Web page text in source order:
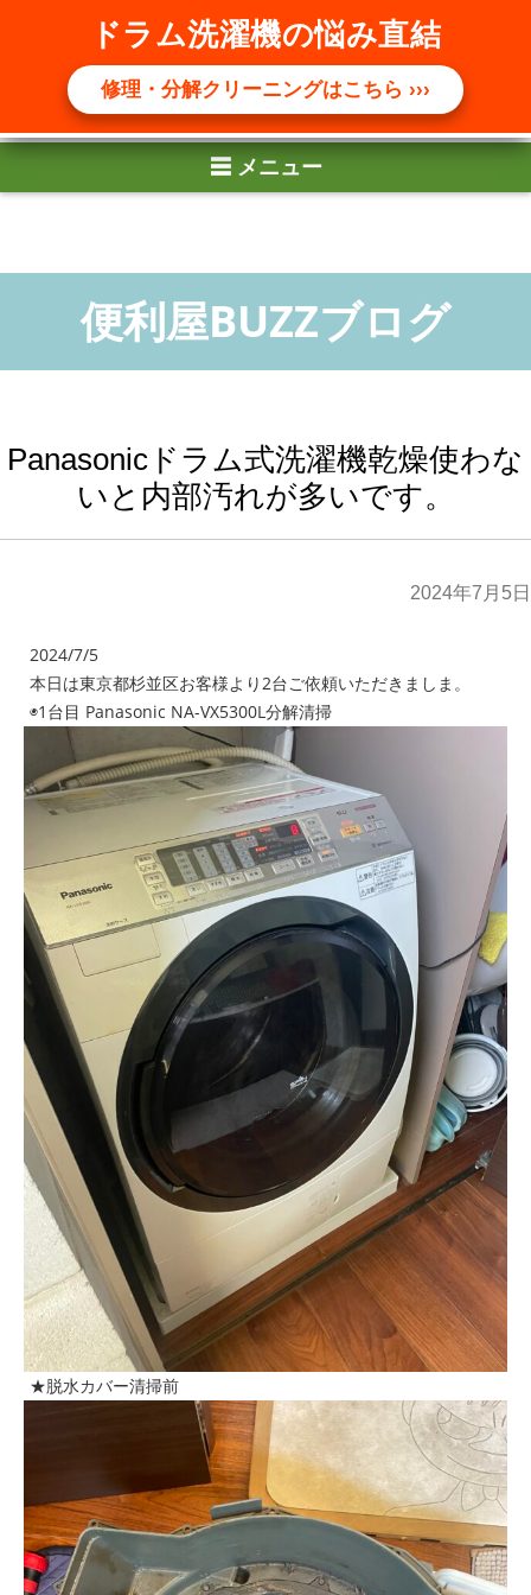
☰ メニュー
ドラム洗濯機の悩み直結
修理・分解クリーニングはこちら ›››
Panasonicドラム式洗濯機乾燥使わな
いと内部汚れが多いです。
2024年7月5日
2024/7/5
本日は東京都杉並区お客様より2台ご依頼いただきましま。
◉1台目 Panasonic NA-VX5300L分解清掃
★脱水カバー清掃前